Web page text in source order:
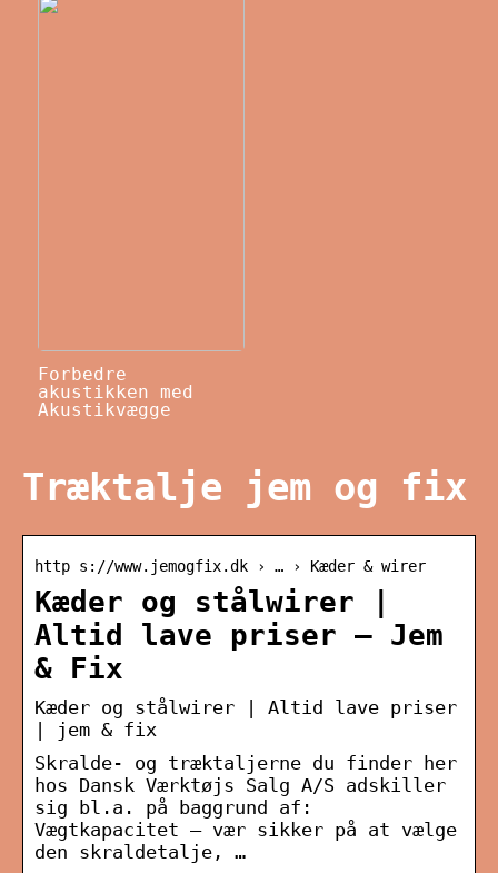
Forbedre
akustikken med
Akustikvægge
Træktalje jem og fix
http s://www.jemogfix.dk › … › Kæder & wirer
Kæder og stålwirer |
Altid lave priser – Jem
& Fix
Kæder og stålwirer | Altid lave priser
| jem & fix
Skralde- og træktaljerne du finder her
hos Dansk Værktøjs Salg A/S adskiller
sig bl.a. på baggrund af:
Vægtkapacitet – vær sikker på at vælge
den skraldetalje, …